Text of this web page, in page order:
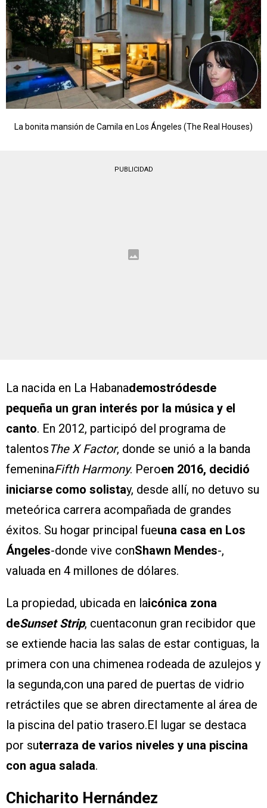
La bonita mansión de Camila en Los Ángeles (The Real Houses)
PUBLICIDAD
La nacida en La Habanademostródesde
pequeña un gran interés por la música y el
canto. En 2012, participó del programa de
talentosThe X Factor, donde se unió a la banda
femeninaFifth Harmony. Peroen 2016, decidió
iniciarse como solistay, desde allí, no detuvo su
meteórica carrera acompañada de grandes
éxitos. Su hogar principal fueuna casa en Los
Ángeles-donde vive conShawn Mendes-,
valuada en 4 millones de dólares.
La propiedad, ubicada en laicónica zona
deSunset Strip, cuentaconun gran recibidor que
se extiende hacia las salas de estar contiguas, la
primera con una chimenea rodeada de azulejos y
la segunda,con una pared de puertas de vidrio
retráctiles que se abren directamente al área de
la piscina del patio trasero.El lugar se destaca
por suterraza de varios niveles y una piscina
con agua salada.
Chicharito Hernández